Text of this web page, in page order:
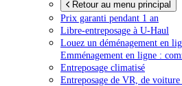
Retour au menu principal
Prix garanti pendant 1 an
Libre-entreposage à U-Haul
Louez un déménagement en
Emménagement en ligne :
Entreposage climatisé
Entreposage de VR, de voiture